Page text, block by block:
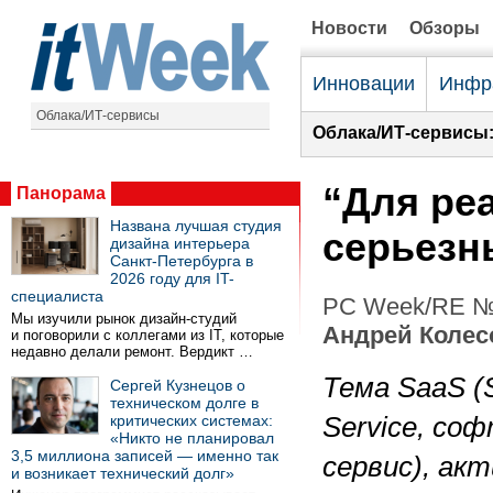
Облака/ИТ-сервисы
Новости Обзоры
Инновации
Облака/ИТ-сервисы:
Панорама
Названа лучшая студия
дизайна интерьера
Санкт-Петербурга в
2026 году для IT-
специалиста
Мы изучили рынок дизайн-студий
и поговорили с коллегами из IT, которые
недавно делали ремонт. Вердикт …
Сергей Кузнецов о
техническом долге в
критических системах:
«Никто не планировал
3,5 миллиона записей — именно так
и возникает технический долг»
“Для
PC Week/RE
Андрей
Тема SaaS
Service,
сервис),